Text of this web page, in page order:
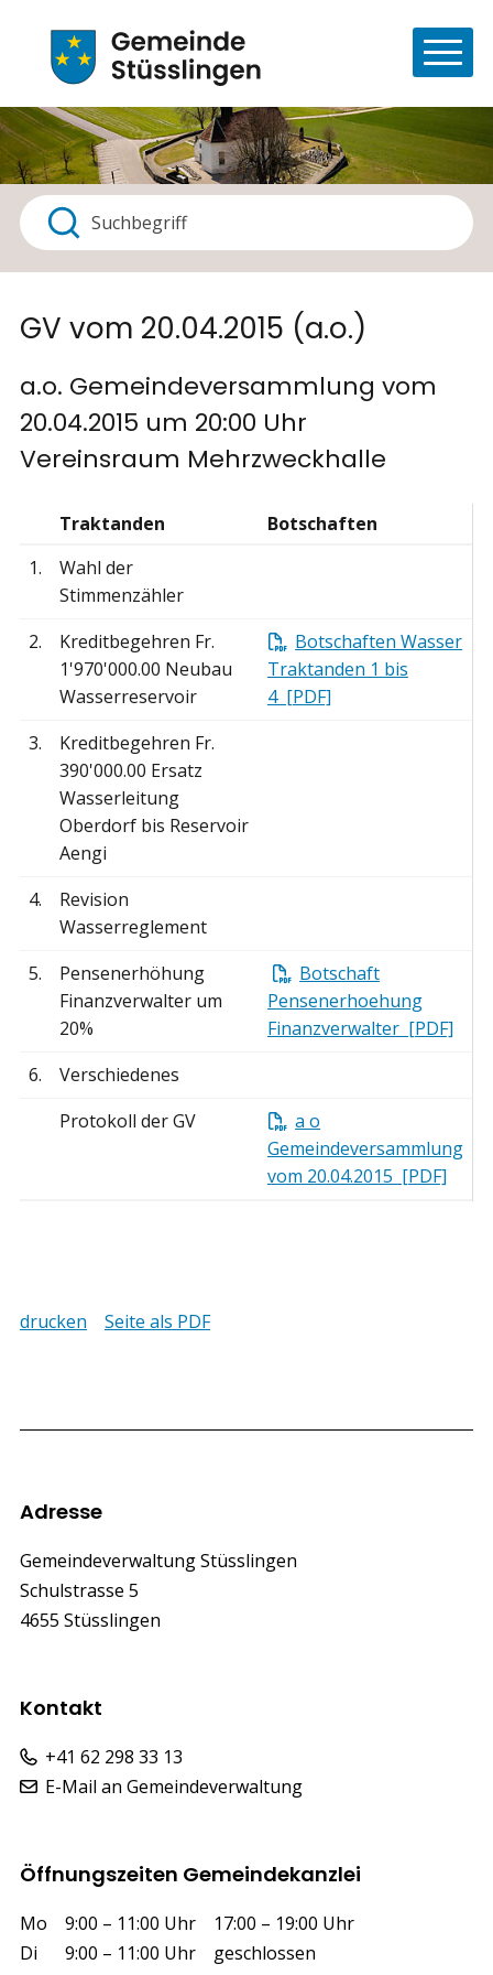
Suchbegriff
Suche starten
GV vom 20.04.2015 (a.o.)
a.o. Gemeindeversammlung vom
20.04.2015 um 20:00 Uhr
Vereinsraum Mehrzweckhalle
Traktanden
Botschaften
1.
Wahl der
Stimmenzähler
2.
Kreditbegehren Fr.
1'970'000.00 Neubau
Wasserreservoir
Botschaften Wasser
Traktanden 1 bis
4 [PDF]
3.
Kreditbegehren Fr.
390'000.00 Ersatz
Wasserleitung
Oberdorf bis Reservoir
Aengi
4.
Revision
Wasserreglement
5.
Pensenerhöhung
Finanzverwalter um
20%
Botschaft
Pensenerhoehung
Finanzverwalter [PDF]
6.
Verschiedenes
Protokoll der GV
a o
Gemeindeversammlung
vom 20.04.2015 [PDF]
drucken Seite als PDF
Footer
Adresse
Gemeindeverwaltung Stüsslingen
Schulstrasse 5
4655 Stüsslingen
Kontakt
+41 62 298 33 13
E-Mail an Gemeindeverwaltung
Öffnungszeiten Gemeindekanzlei
Wochentag Vormittag Nachmittag
Mo 9:00 – 11:00 Uhr
17:00 – 19:00 Uhr
Di
9:00 – 11:00 Uhr
geschlossen